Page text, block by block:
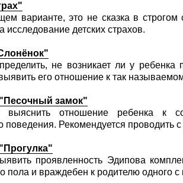
варианте, это не сказка в
детских страхов.
не возникает ли у
его отношение к так
замок"
отношение ребенка к
поведения. Рекомендуется проводить
проявленность Эдипова
пола и враждебен к родителю одного с